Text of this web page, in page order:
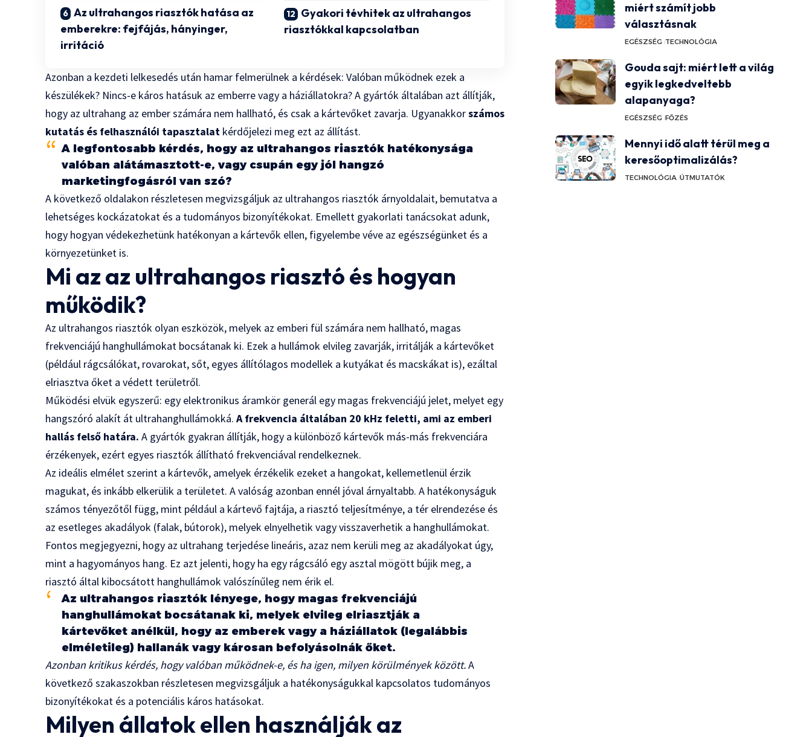
Az ultrahangos riasztók hatása az
emberekre: fejfájás, hányinger,
irritáció
Gyakori tévhitek az ultrahangos
riasztókkal kapcsolatban
Azonban a kezdeti lelkesedés után hamar felmerülnek a kérdések: Valóban működnek ezek a
készülékek? Nincs-e káros hatásuk az emberre vagy a háziállatokra? A gyártók általában azt állítják,
hogy az ultrahang az ember számára nem hallható, és csak a kártevőket zavarja. Ugyanakkorszámos
kutatás és felhasználói tapasztalat kérdőjelezi meg ezt az állítást.
A legfontosabb kérdés, hogy az ultrahangos riasztók hatékonysága
valóban alátámasztott-e, vagy csupán egy jól hangzó
marketingfogásról van szó?
A következő oldalakon részletesen megvizsgáljuk az ultrahangos riasztók árnyoldalait, bemutatva a
lehetséges kockázatokat és a tudományos bizonyítékokat. Emellett gyakorlati tanácsokat adunk,
hogy hogyan védekezhetünk hatékonyan a kártevők ellen, figyelembe véve az egészségünket és a
környezetünket is.
Mi az az ultrahangos riasztó és hogyan
működik?
Az ultrahangos riasztók olyan eszközök, melyek az emberi fül számára nem hallható, magas
frekvenciájú hanghullámokat bocsátanak ki. Ezek a hullámok elvileg zavarják, irritálják a kártevőket
(például rágcsálókat, rovarokat, sőt, egyes állítólagos modellek a kutyákat és macskákat is), ezáltal
elriasztva őket a védett területről.
Működési elvük egyszerű: egy elektronikus áramkör generál egy magas frekvenciájú jelet, melyet egy
hangszóró alakít át ultrahanghullámokká.A frekvencia általában 20 kHz feletti, ami az emberi
hallás felső határa. A gyártók gyakran állítják, hogy a különböző kártevők más-más frekvenciára
érzékenyek, ezért egyes riasztók állítható frekvenciával rendelkeznek.
Az ideális elmélet szerint a kártevők, amelyek érzékelik ezeket a hangokat, kellemetlenül érzik
magukat, és inkább elkerülik a területet. A valóság azonban ennél jóval árnyaltabb. A hatékonyságuk
számos tényezőtől függ, mint például a kártevő fajtája, a riasztó teljesítménye, a tér elrendezése és
az esetleges akadályok (falak, bútorok), melyek elnyelhetik vagy visszaverhetik a hanghullámokat.
Fontos megjegyezni, hogy az ultrahang terjedése lineáris, azaz nem kerüli meg az akadályokat úgy,
mint a hagyományos hang. Ez azt jelenti, hogy ha egy rágcsáló egy asztal mögött bújik meg, a
riasztó által kibocsátott hanghullámok valószínűleg nem érik el.
Az ultrahangos riasztók lényege, hogy magas frekvenciájú
hanghullámokat bocsátanak ki, melyek elvileg elriasztják a
kártevőket anélkül, hogy az emberek vagy a háziállatok (legalábbis
elméletileg) hallanák vagy károsan befolyásolnák őket.
Azonban kritikus kérdés, hogy valóban működnek-e, és ha igen, milyen körülmények között.A
következő szakaszokban részletesen megvizsgáljuk a hatékonyságukkal kapcsolatos tudományos
bizonyítékokat és a potenciális káros hatásokat.
Milyen állatok ellen használják az
miért számít jobb
választásnak
EGÉSZSÉG TECHNOLÓGIA
Gouda sajt: miért lett a világ
egyik legkedveltebb
alapanyaga?
EGÉSZSÉG FŐZÉS
Mennyi idő alatt térül meg a
keresőoptimalizálás?
TECHNOLÓGIA ÚTMUTATÓK